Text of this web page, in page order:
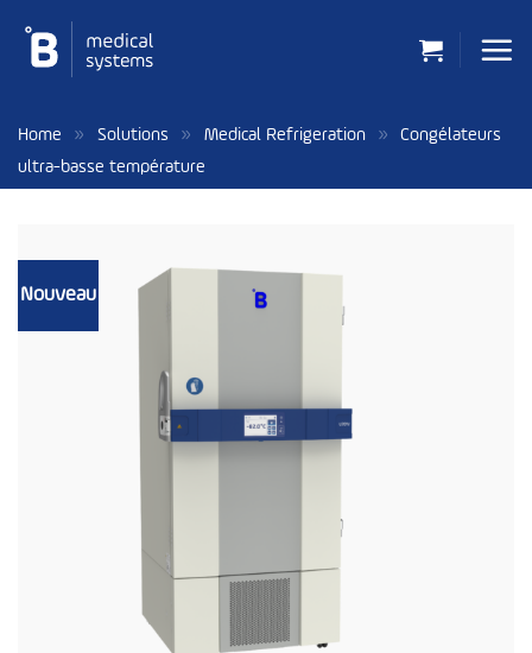
contenu
Home » Solutions » Medical Refrigeration »
Congélateurs
ultra-basse température
Nouveau